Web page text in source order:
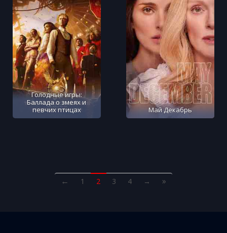
Май Декабрь
Голодные игры:
Баллада о змеях и
певчих птицах
← 1 2 3 4 → »